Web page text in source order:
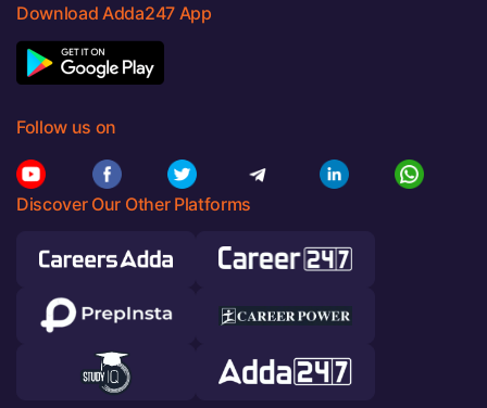
Download Adda247 App
Follow us on
Discover Our Other Platforms